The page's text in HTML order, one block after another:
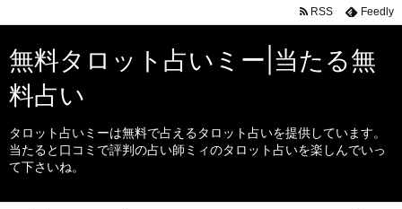
無料タロット占いミー|当たる無
料占い
タロット占いミーは無料で占えるタロット占いを提供しています。
当たると口コミで評判の占い師ミィのタロット占いを楽しんでいっ
て下さいね。
RSS Feedly